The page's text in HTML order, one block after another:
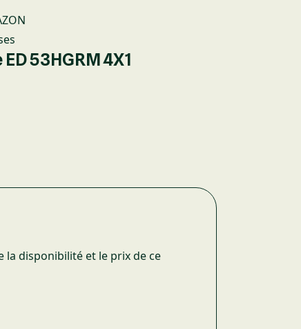
53HGRM 4X1
disponibilité et le prix de ce